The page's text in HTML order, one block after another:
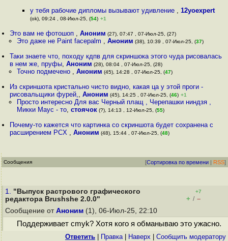
у тебя рабочие дипломы вызывают удивление ,12yoexpert
(ok), 09:24 , 08-Июл-25, (54) +1
Это вам не фотошоп ,Аноним (27), 07:47 , 07-Июл-25, (27)
Это даже не Paint facepalm , Аноним (38), 10:39 , 07-Июл-25, (37)
Таки знаете что, походу кдпв для скриншока этого чуда рисовалась
в нем же, пруфы,Аноним (28), 08:04 , 07-Июл-25, (28)
Точно подмечено , Аноним (45), 14:28 , 07-Июл-25, (47)
Из скриншота кристально чисто видно, какая ца у этой проги -
рисовальщики фурей,,Аноним (45), 14:25 , 07-Июл-25, (46) +1
Просто интересно Для вас Черный плащ , Черепашки ниндзя ,
Микки Маус - то, стоячок(?), 14:13 , 12-Июл-25, (55)
Почему-то кажется что картинка со скриншота будет сохранена с
расширением PCX ,Аноним (48), 15:44 , 07-Июл-25, (48)
Сообщения [Сортировка по времени | RSS]
1. "Выпуск растрового графического
редактора Brushshe 2.0.0"
+7
+ / –
Сообщение от Аноним (1), 06-Июл-25, 22:10
Поддерживает cmyk? Хотя кого я обманываю это ужасно.
Ответить Правка| Наверх Cообщить модератору